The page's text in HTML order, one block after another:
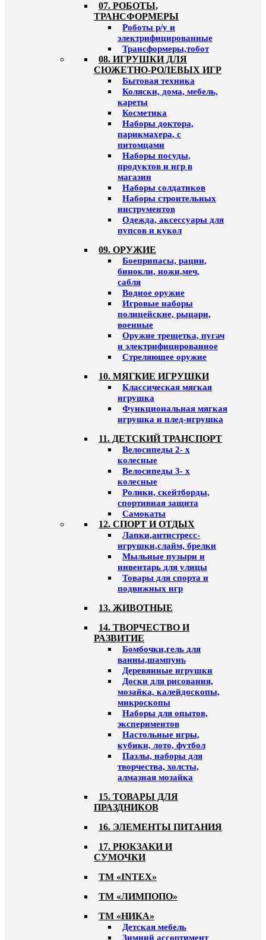
07. РОБОТЫ,
ТРАНСФОРМЕРЫ
Роботы р/у и
электрифицированные
Трансформеры,тобот
08. ИГРУШКИ ДЛЯ
СЮЖЕТНО-РОЛЕВЫХ ИГР
Бытовая техника
Коляски, дома, мебель,
кареты
Косметика
Наборы доктора,
парикмахера, с
питомцами
Наборы посуды,
продуктов и игр в
магазин
Наборы солдатиков
Наборы строительных
инструментов
Одежда, аксессуары для
пупсов и кукол
09. ОРУЖИЕ
Боеприпасы, рации,
бинокли, ножи,меч,
сабля
Водное оружие
Игровые наборы
полицейские, рыцари,
военные
Оружие трещетка, пугач
и электрифицированное
Стреляющее оружие
10. МЯГКИЕ ИГРУШКИ
Классическая мягкая
игрушка
Функциональная мягкая
игрушка и плед-игрушка
11. ДЕТСКИЙ ТРАНСПОРТ
Велосипеды 2- х
колесные
Велосипеды 3- х
колесные
Ролики, скейтборды,
спортивная защита
Самокаты
12. СПОРТ И ОТДЫХ
Лапки,антистресс-
игрушки,слайм, брелки
Мыльные пузыри и
инвентарь для улицы
Товары для спорта и
подвижных игр
13. ЖИВОТНЫЕ
14. ТВОРЧЕСТВО И
РАЗВИТИЕ
Бомбочки,гель для
ванны,шампунь
Деревянные игрушки
Доски для рисования,
мозайка, калейдоскопы,
микроскопы
Наборы для опытов,
экспериментов
Настольные игры,
кубики, лото, футбол
Пазлы, наборы для
творчества, холсты,
алмазная мозайка
15. ТОВАРЫ ДЛЯ
ПРАЗДНИКОВ
16. ЭЛЕМЕНТЫ ПИТАНИЯ
17. РЮКЗАКИ И
СУМОЧКИ
ТМ «INTEX»
ТМ «ЛИМПОПО»
ТМ «НИКА»
Детская мебель
Зимний ассортимент